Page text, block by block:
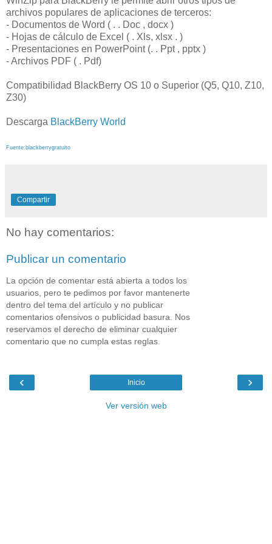
archivos populares de aplicaciones de terceros:
- Documentos de Word ( . . Doc , docx )
- Hojas de cálculo de Excel ( . Xls, xlsx . )
- Presentaciones en PowerPoint (. . Ppt , pptx )
- Archivos PDF ( . Pdf)
Compatibilidad BlackBerry OS 10 o Superior (Q5, Q10, Z10,
Z30)
Descarga BlackBerry World
Fuente:blackberrygratuito
Compartir
No hay comentarios:
Publicar un comentario
La opción de comentar está abierta a todos los
usuarios, pero te pedimos por favor mantenerte
dentro del tema del artículo y no publicar
comentarios ofensivos o publicidad basura. Nos
reservamos el derecho de eliminar cualquier
comentario que no cumpla estas reglas.
‹ ›
Inicio
Ver versión web